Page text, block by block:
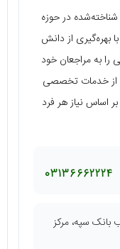
شناخته‌شده در حوزه
بهره‌گیری از دانش
به مراجعان خود
از خدمات تخصصی
اساس نیاز هر فرد
03136662224
بانک سپه، مرکز